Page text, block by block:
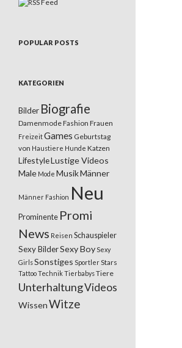
POPULAR POSTS
KATEGORIEN
Bilder Biografie
DamenmodeFashion Frauen
FreizeitGames Geburtstag
von Haustiere Hunde Katzen
LifestyleLustige Videos
Male Mode MusikMänner
Männer Fashion Neu
Prominente Promi
News Reisen Schauspieler
Sexy BilderSexy Boy Sexy
GirlsSonstiges SportlerStars
TattooTechnikTierbabysTiere
UnterhaltungVideos
WissenWitze